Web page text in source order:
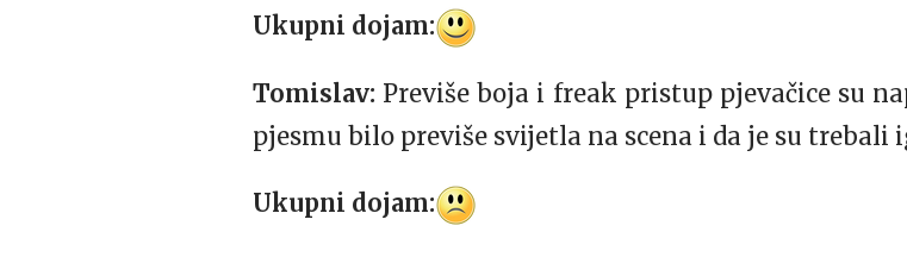
Ukupni dojam:
Tomislav: Previše boja i freak pristup pjevačice su
pjesmu bilo previše svijetla na scena i da je su
Ukupni dojam: